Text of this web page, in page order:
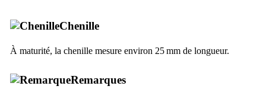
Chenille
À maturité, la chenille mesure environ 25 mm de longueur.
Remarques